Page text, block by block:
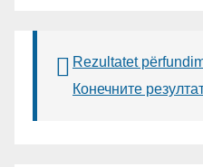
Rezultatet
Конечните